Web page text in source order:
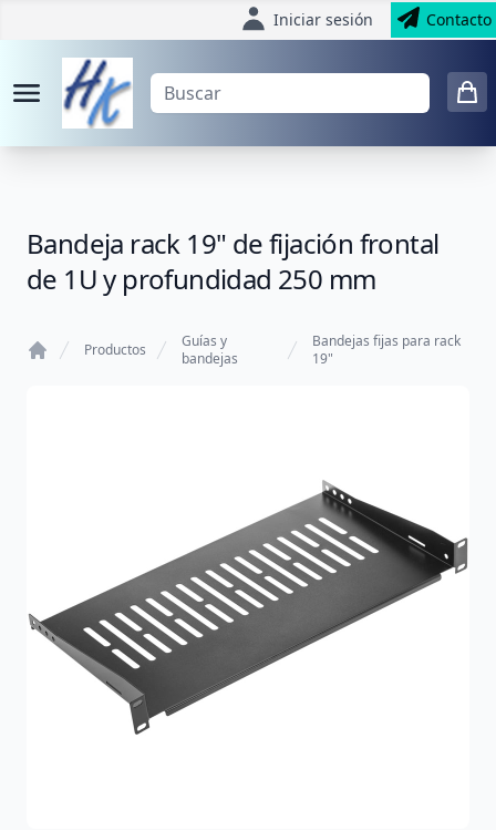
Iniciar sesión Contacto
Bandeja rack 19" de fijación frontal
de 1U y profundidad 250 mm
Productos
Guías y
bandejas
Bandejas fijas para rack
19"